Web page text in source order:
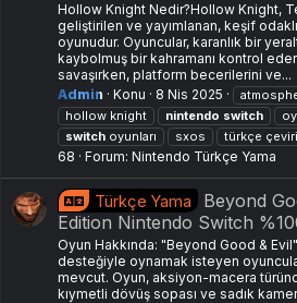
Hollow Knight Nedir?Hollow Knight,
geliştirilen ve yayımlanan, keşif
oyunudur. Oyuncular, karanlık bir
kaybolmuş bir kahramanı kontrol
savaşırken, platform becerilerini ve...
Admin
Konu 8 Nis 2025
hollow knight
nintendo switch
switch oyunları sxos türkçe çeviri
68
Forum: Nintendo Türkçe Yama
Türkçe Yama
Beyond
Edition Nintendo Switch
Oyun Hakkında: "Beyond Good &
desteğiyle oynamak isteyen
mevcut. Oyun, aksiyon-macera
kıymetli dövüş sopası ve sadık